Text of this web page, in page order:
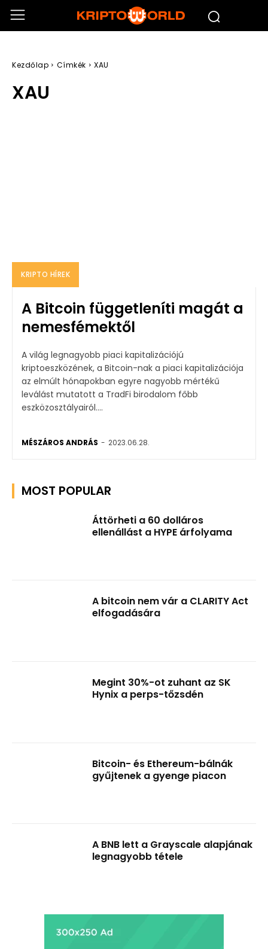
Kezdőlap Címkék XAU
XAU
KRIPTO HÍREK
A Bitcoin függetleníti magát a
nemesfémektől
A világ legnagyobb piaci kapitalizációjú
kriptoeszközének, a Bitcoin-nak a piaci kapitalizációja
az elmúlt hónapokban egyre nagyobb mértékű
leválást mutatott a TradFi birodalom főbb
eszközosztályairól....
MÉSZÁROS ANDRÁS - 2023.06.28.
MOST POPULAR
Áttörheti a 60 dolláros
ellenállást a HYPE árfolyama
A bitcoin nem vár a CLARITY Act
elfogadására
Megint 30%-ot zuhant az SK
Hynix a perps-tőzsdén
Bitcoin- és Ethereum-bálnák
gyűjtenek a gyenge piacon
A BNB lett a Grayscale alapjának
legnagyobb tétele